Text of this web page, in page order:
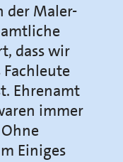
der Maler-
dass wir
Ehrenamt
immer
Einiges